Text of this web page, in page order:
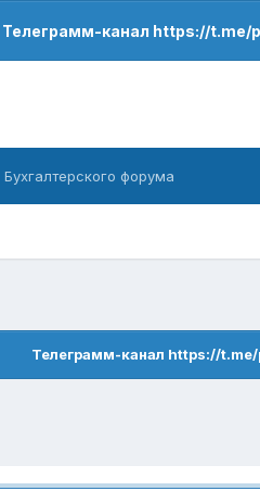
Телеграмм-канал https://t.me/
форума
Телеграмм-канал https://